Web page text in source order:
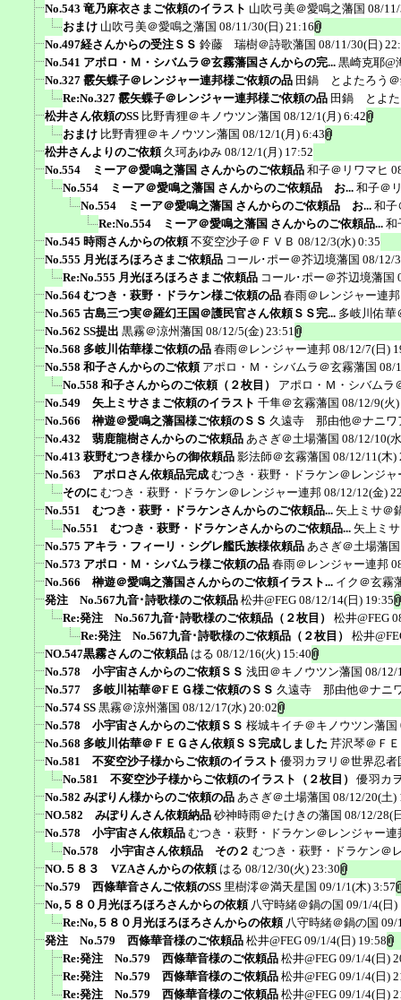
No.543 竜乃麻衣さまご依頼のイラスト 山吹弓美＠愛鳴之藩国 08/
おまけ 山吹弓美＠愛鳴之藩国 08/11/30(日) 21:16
No.497経さんからの受注ＳＳ 鈴藤 瑞樹＠詩歌藩国 08/11/30(日)
No.541 アポロ・Ｍ・シバムラ＠玄霧藩国さんからの完... 黒崎克耶@
No.327 霰矢蝶子＠レンジャー連邦様ご依頼の品 田鍋 とよたろう
Re:No.327 霰矢蝶子＠レンジャー連邦様ご依頼の品 田鍋 とよた
松井さん依頼のSS 比野青狸＠キノウツン藩国 08/12/1(月) 6:42
おまけ 比野青狸＠キノウツン藩国 08/12/1(月) 6:43
松井さんよりのご依頼 久珂あゆみ 08/12/1(月) 17:52
No.554 ミーア＠愛鳴之藩国 さんからのご依頼品 和子＠リワマヒ
No.554 ミーア＠愛鳴之藩国 さんからのご依頼品 お... 和子＠
No.554 ミーア＠愛鳴之藩国 さんからのご依頼品 お... 和子
Re:No.554 ミーア＠愛鳴之藩国 さんからのご依頼品... 和
No.545 時雨さんからの依頼 不変空沙子＠ＦＶＢ 08/12/3(水) 0:35
No.555 月光ほろほろさまご依頼品 コール･ポー＠芥辺境藩国 08/12/
Re:No.555 月光ほろほろさまご依頼品 コール･ポー＠芥辺境藩国
No.564 むつき・萩野・ドラケン様ご依頼の品 春雨＠レンジャー連邦
No.565 古島三つ実＠羅幻王国＠護民官さん依頼ＳＳ完... 多岐川佑華
No.562 SS提出 黒霧＠涼州藩国 08/12/5(金) 23:51
No.568 多岐川佑華様ご依頼の品 春雨＠レンジャー連邦 08/12/7(日)
No.558 和子さんからのご依頼 アポロ・Ｍ・シバムラ＠玄霧藩国 08/
No.558 和子さんからのご依頼（２枚目）
アポロ・Ｍ・シバムラ
No.549 矢上ミサさまご依頼のイラスト 千隼＠玄霧藩国 08/12/9(火
No.566 榊遊＠愛鳴之藩国様ご依頼のＳＳ 久遠寺 那由他＠ナニワ
No.432 翡鹿龍樹さんからのご依頼品 あさぎ＠土場藩国 08/12/10(
No.413 萩野むつき様からの御依頼品 影法師＠玄霧藩国 08/12/11(木)
No.563 アポロさん依頼品完成 むつき・萩野・ドラケン＠レンジャ
そのに むつき・萩野・ドラケン＠レンジャー連邦 08/12/12(金)
No.551 むつき・萩野・ドラケンさんからのご依頼品... 矢上ミサ＠
No.551 むつき・萩野・ドラケンさんからのご依頼品... 矢上ミ
No.575 アキラ・フィーリ・シグレ艦氏族様依頼品 あさぎ＠土場藩国
No.573 アポロ・Ｍ・シバムラ様ご依頼の品 春雨＠レンジャー連邦
No.566 榊遊＠愛鳴之藩国さんからのご依頼イラスト... イク＠玄霧
発注 No.567九音･詩歌様のご依頼品 松井@FEG 08/12/14(日) 19:35
Re:発注 No.567九音･詩歌様のご依頼品（２枚目）
松井@FEG
Re:発注 No.567九音･詩歌様のご依頼品（２枚目）
松井
NO.547黒霧さんのご依頼品 はる 08/12/16(火) 15:40
No.578 小宇宙さんからのご依頼ＳＳ 浅田＠キノウツン藩国 08/12/
No.577 多岐川祐華＠FＥＧ様ご依頼のＳＳ 久遠寺 那由他＠ナニ
No.574 SS 黒霧＠涼州藩国 08/12/17(水) 20:02
No.578 小宇宙さんからのご依頼ＳＳ 桜城キイチ＠キノウツン藩国
No.568 多岐川佑華＠ＦＥＧさん依頼ＳＳ完成しました 芹沢琴＠Ｆ
No.581 不変空沙子様からご依頼のイラスト 優羽カヲリ＠世界忍者
No.581 不変空沙子様からご依頼のイラスト（２枚目）
優羽カ
No.582 みぽりん様からのご依頼の品 あさぎ＠土場藩国 08/12/20(土)
NO.582 みぽりんさん依頼納品 砂神時雨＠たけきの藩国 08/12/28(
No.578 小宇宙さん依頼品 むつき・萩野・ドラケン＠レンジャー連
No.578 小宇宙さん依頼品 その２ むつき・萩野・ドラケン＠
NO.５８３ VZAさんからの依頼 はる 08/12/30(火) 23:30
No.579 西條華音さんご依頼のSS 里樹澪＠満天星国 09/1/1(木) 3:57
No,５８０月光ほろほろさんからの依頼 八守時緒＠鍋の国 09/1/4(日)
Re:No,５８０月光ほろほろさんからの依頼 八守時緒＠鍋の国 09/
発注 No.579 西條華音様のご依頼品 松井@FEG 09/1/4(日) 19:58
Re:発注 No.579 西條華音様のご依頼品 松井@FEG 09/1/4(日)
Re:発注 No.579 西條華音様のご依頼品 松井@FEG 09/1/4(日)
Re:発注 No.579 西條華音様のご依頼品 松井@FEG 09/1/4(日)